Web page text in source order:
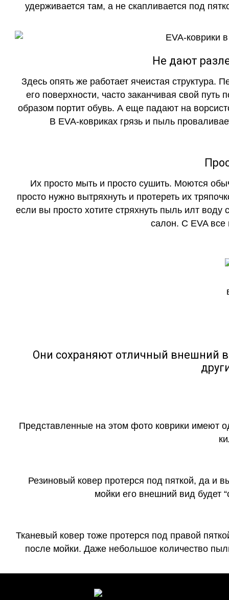
удерживается там, а не скапливается под
Не дают
Здесь опять же работает ячеистая структура.
его поверхности, часто заканчивая свой
образом портит обувь. А еще падают на
В EVA-ковриках грязь и пыль
Их просто мыть и просто сушить. Моются
просто нужно вытряхнуть и протереть их
если вы просто хотите стряхнуть пыль илт воду
салон. С EVA все
Они сохраняют отличный внешний
Представленные на этом фото коврики имеют
Резиновый ковер протерся под пяткой, да и
мойки его внешний вид будет
Тканевый ковер тоже протерся под правой
после мойки. Даже небольшое количество